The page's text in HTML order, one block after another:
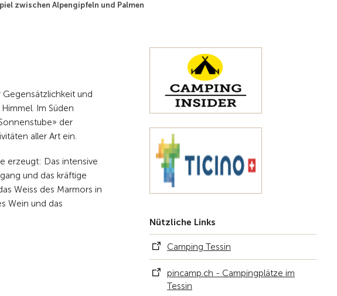
zwischen Alpengipfeln und Palmen
und
Im Süden
der
aller Art ein.
erzeugt: Das intensive
und das kräftige
Weiss des Marmors in
Wein und das
Nützliche Links
Camping Tessin
pincamp.ch - Campingplätze im
Tessin